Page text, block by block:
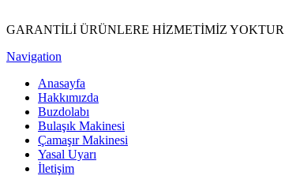
GARANTİLİ ÜRÜNLERE HİZMETİMİZ YOKTUR
Navigation
Anasayfa
Hakkımızda
Buzdolabı
Bulaşık Makinesi
Çamaşır Makinesi
Yasal Uyarı
İletişim